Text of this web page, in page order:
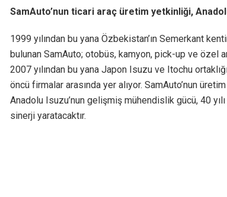
SamAuto’nun ticari araç üretim yetkinliği,
1999 yılından bu yana Özbekistan’ın Semerkant
bulunan SamAuto; otobüs, kamyon, pick-up ve özel
2007 yılından bu yana Japon Isuzu ve Itochu
öncü firmalar arasında yer alıyor. SamAuto’nun
Anadolu Isuzu’nun gelişmiş mühendislik gücü, 40
sinerji yaratacaktır.